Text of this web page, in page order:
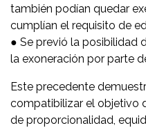
también podían quedar
cumplían el requisito de
● Se previó la posibilidad
la exoneración por parte
Este precedente
compatibilizar el objetivo
de proporcionalidad,